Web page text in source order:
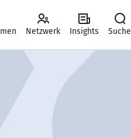
Netzwerk Insights Suche